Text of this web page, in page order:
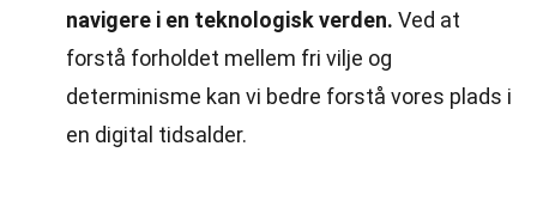
navigere i en teknologisk verden. Ved at
forstå forholdet mellem fri vilje og
determinisme kan vi bedre forstå vores plads i
en digital tidsalder.